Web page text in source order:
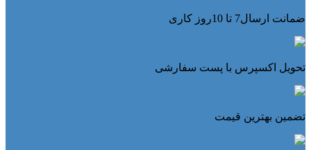
ضمانت ارسال7 تا 10روز کاری
تحویل اکسپرس با پست سفارشی
تضمین بهترین قیمت